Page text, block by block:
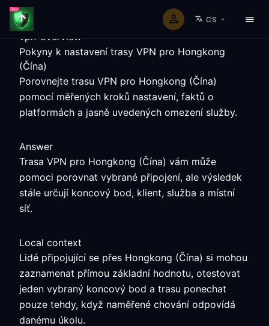
CS
vpn-overview
Pokyny k nastavení trasy VPN pro Hongkong
(Čína)
Porovnejte trasu VPN pro Hongkong (Čína)
pomocí měřených kroků nastavení, faktů o
platformách a jasně uvedených omezení služby.
Answer
Trasa VPN pro Hongkong (Čína) vám může
pomoci porovnat vybrané připojení, ale výsledek
stále určují koncový bod, klient, služba a místní
síť.
Local context
Lidé připojující se přes Hongkong (Čína) si mohou
zaznamenat přímou základní hodnotu, otestovat
jeden vybraný koncový bod a trasu ponechat
pouze tehdy, když naměřené chování odpovídá
danému úkolu.